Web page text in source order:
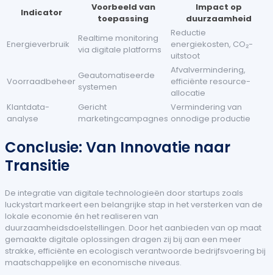
Indicator
Voorbeeld van
toepassing
Impact op
duurzaamheid
Energieverbruik
Realtime monitoring
via digitale platforms
Reductie
energiekosten, CO₂-
uitstoot
Voorraadbeheer
Geautomatiseerde
systemen
Afvalvermindering,
efficiënte resource-
allocatie
Klantdata-
analyse
Gericht
marketingcampagnes
Vermindering van
onnodige productie
Conclusie: Van Innovatie naar
Transitie
De integratie van digitale technologieën door startups zoals
luckystart markeert een belangrijke stap in het versterken van de
lokale economie én het realiseren van
duurzaamheidsdoelstellingen. Door het aanbieden van op maat
gemaakte digitale oplossingen dragen zij bij aan een meer
strakke, efficiënte en ecologisch verantwoorde bedrijfsvoering bij
maatschappelijke en economische niveaus.